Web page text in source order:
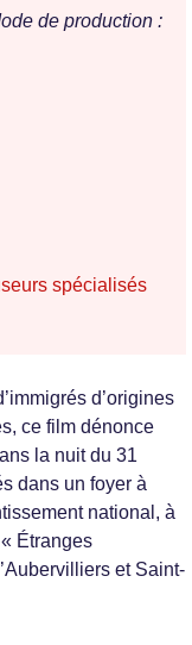
de production :
spécialisés
d’origines
ce film dénonce
la nuit du 31
dans un foyer à
national, à
Étranges
et Saint-